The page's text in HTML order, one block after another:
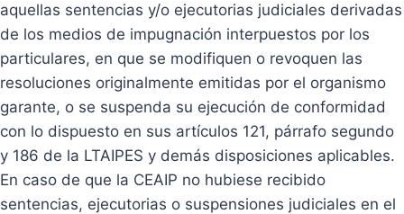
aquellas sentencias y/o ejecutorias judiciales derivadas
de los medios de impugnación interpuestos por los
particulares, en que se modifiquen o revoquen las
resoluciones originalmente emitidas por el organismo
garante, o se suspenda su ejecución de conformidad
con lo dispuesto en sus artículos 121, párrafo segundo
y 186 de la LTAIPES y demás disposiciones aplicables.
En caso de que la CEAIP no hubiese recibido
sentencias, ejecutorias o suspensiones judiciales en el